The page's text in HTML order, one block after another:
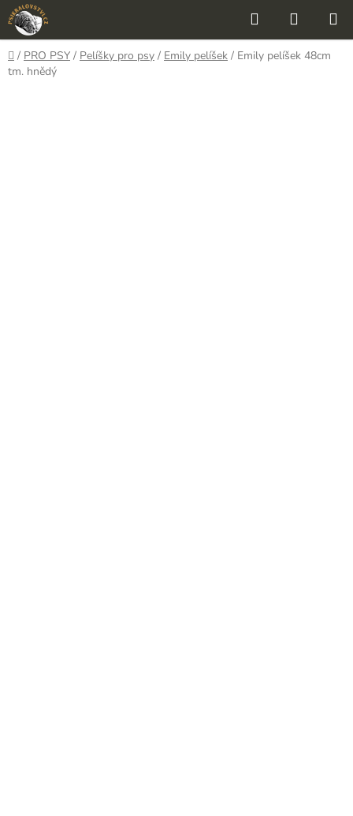
Přejít
na
obsah
Hledat
KOŠÍK
Domů
/ PRO PSY / Pelíšky pro psy / Emily pelíšek / Emily pelíšek 48cm
tm. hnědý